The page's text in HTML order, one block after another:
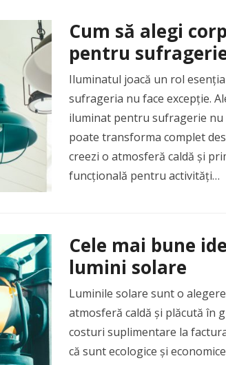
Cum să alegi
pentru
Iluminatul joacă un rol
sufrageria nu face excepție.
iluminat pentru sufragerie
poate transforma complet
creezi o atmosferă caldă și
funcțională pentru activități…
Cele mai bune
lumini solare
Luminile solare sunt o
atmosferă caldă și plăcută în
costuri suplimentare la
că sunt ecologice și